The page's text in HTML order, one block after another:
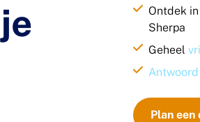
je
Ontdek
Sherpa
Geheel
Antwoord
Plan een